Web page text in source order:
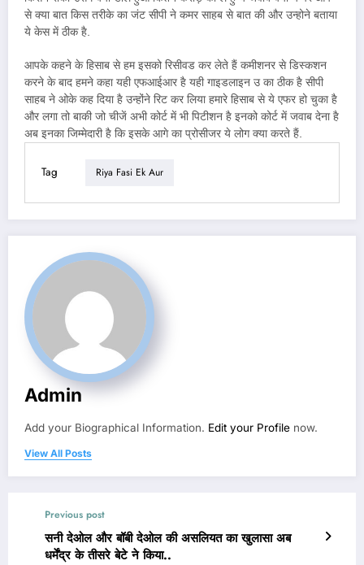
से क्या बात किस तरीके का जंट सीपी ने कमर साहब से बात की और उन्होने बताया
ये केस में ठीक है.
आपके कहने के हिसाब से हम इसको रिसीवड कर लेते हैं कमीशनर से डिस्कशन
करने के बाद हमने कहा यही एफआईआर है यही गाइडलाइन उ का ठीक है सीपी
साहब ने ओके कह दिया है उन्होंने रिट कर लिया हमारे हिसाब से ये एफर हो चुका है
और लगा तो बाकी जो चीजें अभी कोर्ट में भी पिटीशन है इनको कोर्ट में जवाब देना है
अब इनका जिम्मेदारी है कि इसके आगे का प्रोसीजर ये लोग क्या करते हैं.
Tag Riya Fasi Ek Aur
Admin
Add your Biographical Information. Edit your Profile now.
View All Posts
Previous post
सनी देओल और बॉबी देओल की असलियत का खुलासा अब
धर्मेंद्र के तीसरे बेटे ने किया..